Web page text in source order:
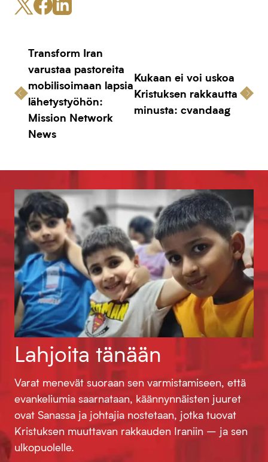
Transform Iran
varustaa pastoreita
mobilisoimaan lapsia
lähetystyöhön:
Mission Network
News
Kukaan ei voi uskoa
Kristuksen rakkautta
minusta: cvandaag
Lahjoita tänään
Varat menevät suoraan sen varmistamiseen, että
evankeliumia saarnataan, käännynnäisten juuret
ovat Sanassa ja johtajia nostetaan, jotka tuovat
Kristuksen muuttavan rakkauden Iraniin – ja sen
ulkopuolelle.